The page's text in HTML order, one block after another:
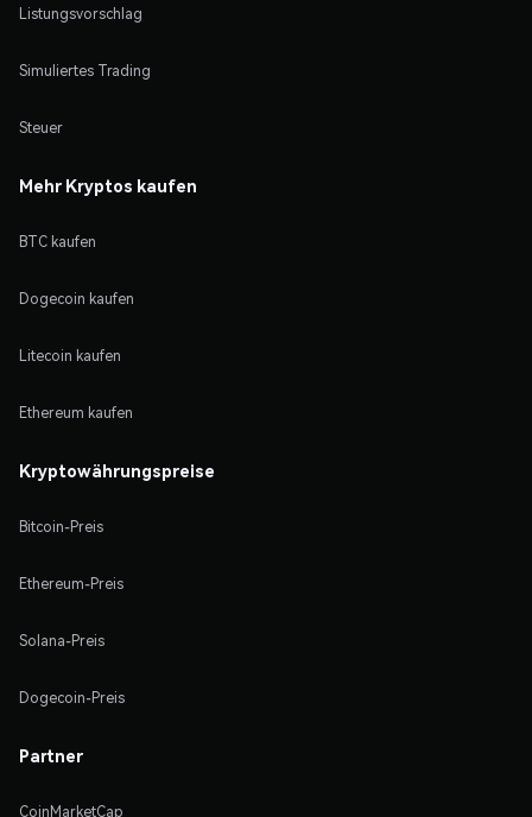
Listungsvorschlag
Simuliertes Trading
Steuer
Mehr Kryptos kaufen
BTC kaufen
Dogecoin kaufen
Litecoin kaufen
Ethereum kaufen
Kryptowährungspreise
Bitcoin-Preis
Ethereum-Preis
Solana-Preis
Dogecoin-Preis
Partner
CoinMarketCap